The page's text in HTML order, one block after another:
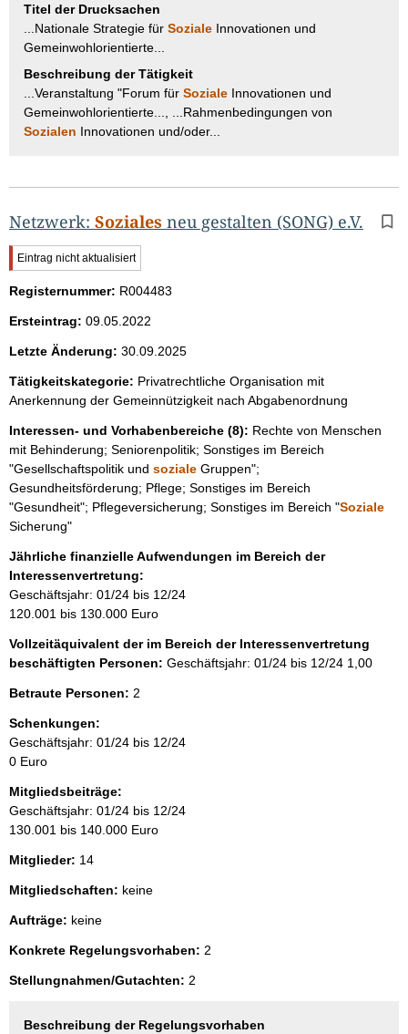
Titel der Drucksachen
...Nationale Strategie für Soziale Innovationen und
Gemeinwohlorientierte...
Beschreibung der Tätigkeit
...Veranstaltung "Forum für Soziale Innovationen und
Gemeinwohlorientierte..., ...Rahmenbedingungen von
Sozialen Innovationen und/oder...
Netzwerk: Soziales neu gestalten (SONG) e.V.
W
i
c
t
g
r
H
n
w
e
i
s
:
Eintrag nicht aktualisiert
Registernummer: R004483
Ersteintrag: 09.05.2022
Letzte Änderung: 30.09.2025
Tätigkeitskategorie: Privatrechtliche Organisation mit
Anerkennung der Gemeinnützigkeit nach Abgabenordnung
Interessen- und Vorhabenbereiche (8): Rechte von Menschen
mit Behinderung; Seniorenpolitik; Sonstiges im Bereich
"Gesellschaftspolitik und soziale Gruppen";
Gesundheitsförderung; Pflege; Sonstiges im Bereich
"Gesundheit"; Pflegeversicherung; Sonstiges im Bereich "Soziale
Sicherung"
Jährliche finanzielle Aufwendungen im Bereich der
Interessenvertretung:
Geschäftsjahr: 01/24 bis 12/24
120.001 bis 130.000 Euro
Vollzeitäquivalent der im Bereich der Interessenvertretung
beschäftigten Personen: Geschäftsjahr: 01/24 bis 12/24 1,00
Betraute Personen: 2
Schenkungen:
Geschäftsjahr: 01/24 bis 12/24
0 Euro
Mitgliedsbeiträge:
Geschäftsjahr: 01/24 bis 12/24
130.001 bis 140.000 Euro
Mitglieder: 14
Mitgliedschaften: keine
Aufträge: keine
Konkrete Regelungsvorhaben: 2
Stellungnahmen/Gutachten: 2
Beschreibung der Regelungsvorhaben